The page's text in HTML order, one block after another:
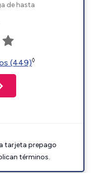
de hasta
(449)◊
tarjeta prepago
términos.